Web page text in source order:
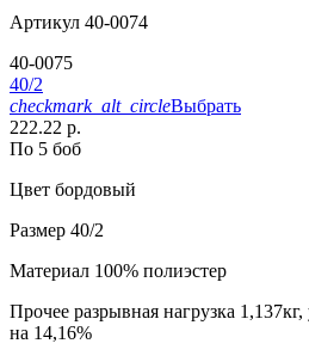
Артикул 40-0074
40-0075
40/2
checkmark_alt_circleВыбрать
222.22 р.
По 5 боб
Цвет бордовый
Размер 40/2
Материал 100% полиэстер
Прочее разрывная нагрузка
на 14,16%